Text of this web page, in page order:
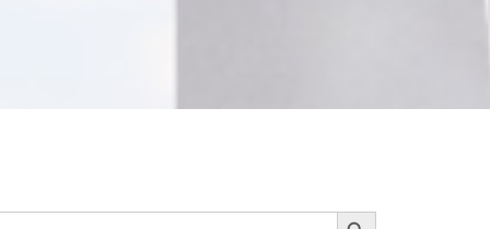
Botón de búsqueda